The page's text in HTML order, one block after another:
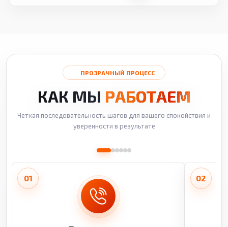
ПРОЗРАЧНЫЙ ПРОЦЕСС
КАК МЫ РАБОТАЕМ
Четкая последовательность шагов для вашего спокойствия и
уверенности в результате
01 02